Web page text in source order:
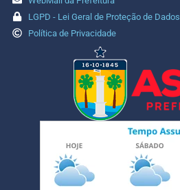
LGPD - Lei Geral de Proteção de Dados
Política de Privacidade